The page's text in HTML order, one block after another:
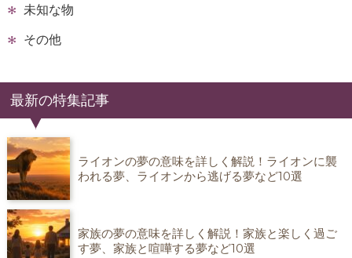
未知な物
その他
最新の特集記事
ライオンの夢の意味を詳しく解説！ライオンに襲
われる夢、ライオンから逃げる夢など10選
家族の夢の意味を詳しく解説！家族と楽しく過ご
す夢、家族と喧嘩する夢など10選